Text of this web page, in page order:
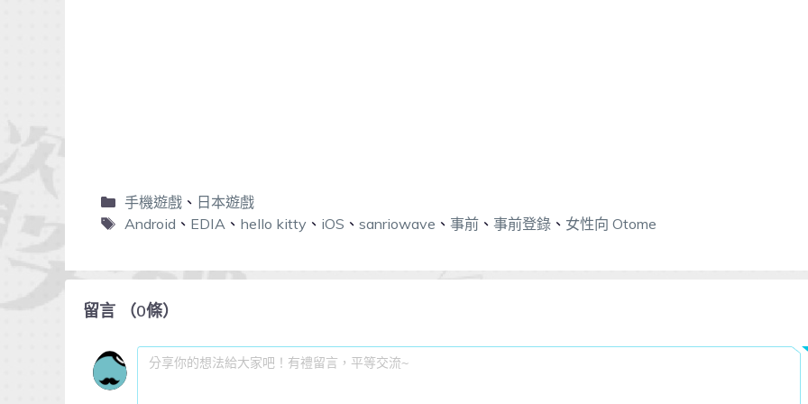
手機遊戲、 日本遊戲
Android 、 EDIA、 hello kitty、 iOS 、 sanriowave 、 事前、 事前登錄、 女性向 Otome
留言 （0條）